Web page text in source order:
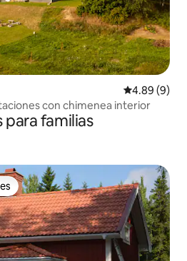
Calificación
4.89 (9)
con chimenea interior
para familias